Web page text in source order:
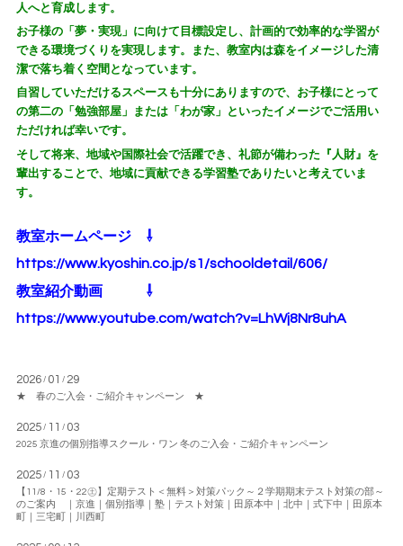
人へと育成します。
お子様の「夢・実現」に向けて目標設定し、計画的で効率的な学習が
できる環境づくりを実現します。また、教室内は森をイメージした清
潔で落ち着く空間となっています。
自習していただけるスペースも十分にありますので、お子様にとって
の第二の「勉強部屋」または「わが家」といったイメージでご活用い
ただければ幸いです。
そして将来、地域や国際社会で活躍でき、礼節が備わった『人財』を
輩出することで、地域に貢献できる学習塾でありたいと考えていま
す。
教室ホームページ ⇩
https://www.kyoshin.co.jp/s1/schooldetail/606/
教室紹介動画 ⇩
https://www.youtube.com/watch?v=LhWj8Nr8uhA
2026 / 01 / 29
★ 春のご入会・ご紹介キャンペーン ★
2025 / 11 / 03
2025 京進の個別指導スクール・ワン 冬のご入会・ご紹介キャンペーン
2025 / 11 / 03
【11/8・15・22㊏】定期テスト＜無料＞対策パック～２学期期末テスト対策の部～
のご案内 ｜京進｜個別指導｜塾｜テスト対策｜田原本中｜北中｜式下中｜田原本
町｜三宅町｜川西町